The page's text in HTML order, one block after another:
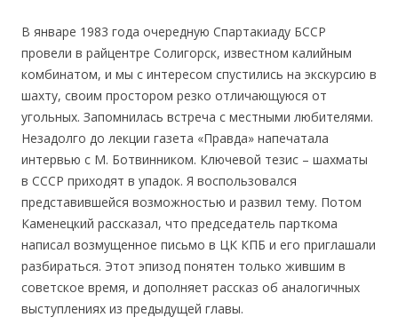
В январе 1983 года очередную Спартакиаду БССР
провели в райцентре Солигорск, известном калийным
комбинатом, и мы с интересом спустились на экскурсию в
шахту, своим простором резко отличающуюся от
угольных. Запомнилась встреча с местными любителями.
Незадолго до лекции газета «Правда» напечатала
интервью с М. Ботвинником. Ключевой тезис – шахматы
в СССР приходят в упадок. Я воспользовался
представившейся возможностью и развил тему. Потом
Каменецкий рассказал, что председатель парткома
написал возмущенное письмо в ЦК КПБ и его приглашали
разбираться. Этот эпизод понятен только жившим в
советское время, и дополняет рассказ об аналогичных
выступлениях из предыдущей главы.